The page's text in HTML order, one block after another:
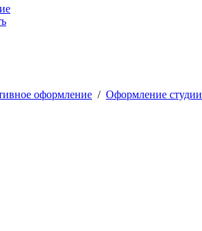
оформление / Оформление студии